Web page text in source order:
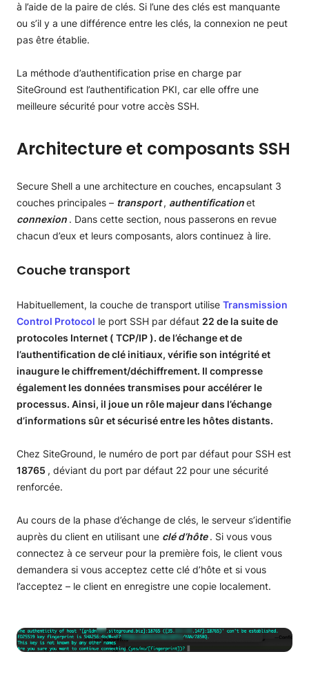
à l’aide de la paire de clés. Si l’une des clés est manquante
ou s’il y a une différence entre les clés, la connexion ne peut
pas être établie.
La méthode d’authentification prise en charge par
SiteGround est l’authentification PKI, car elle offre une
meilleure sécurité pour votre accès SSH.
Architecture et composants SSH
Secure Shell a une architecture en couches, encapsulant 3
couches principales – transport, authentificationet
connexion . Dans cette section, nous passerons en revue
chacun d’eux et leurs composants, alors continuez à lire.
Couche transport
Habituellement, la couche de transport utilise Transmission
Control Protocol le port SSH par défaut 22 de la suite de
protocoles Internet ( TCP/IP). de l’échange et de
l’authentification de clé initiaux, vérifie son intégrité et
inaugure le chiffrement/déchiffrement. Il compresse
également les données transmises pour accélérer le
processus. Ainsi, il joue un rôle majeur dans l’échange
d’informations sûr et sécurisé entre les hôtes distants.
Chez SiteGround, le numéro de port par défaut pour SSH est
18765 , déviant du port par défaut 22 pour une sécurité
renforcée.
Au cours de la phase d’échange de clés, le serveur s’identifie
auprès du client en utilisant une clé d’hôte. Si vous vous
connectez à ce serveur pour la première fois, le client vous
demandera si vous acceptez cette clé d’hôte et si vous
l’acceptez – le client en enregistre une copie localement.